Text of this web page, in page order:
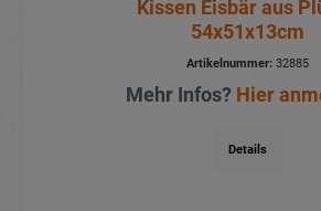
Kissen Eisbär aus
54x51x13cm
Artikelnummer:32885
Mehr Infos? Hier
Details